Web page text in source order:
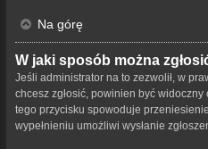
Na górę
W jaki sposób można
Jeśli administrator na to zezwolił, w
chcesz zgłosić, powinien być
tego przycisku spowoduje
wypełnieniu umożliwi wysłanie